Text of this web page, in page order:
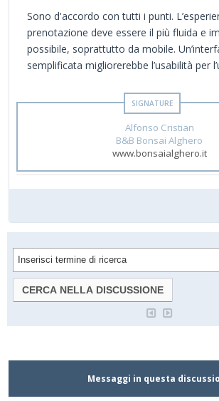
Sono d'accordo con tutti i punti.
prenotazione deve essere il più fluida e
possibile, soprattutto da mobile.
semplificata migliorerebbe l’usabilità per
Alfonso Cristian
B&B Bonsai Alghero
www.bonsaialghero.it
Messaggi in questa